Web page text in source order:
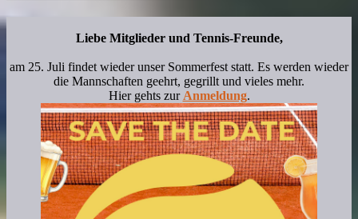
Liebe Mitglieder und Tennis-Freunde,
am 25. Juli findet wieder unser Sommerfest statt. Es werden wieder
die Mannschaften geehrt, gegrillt und vieles mehr.
Hier gehts zur Anmeldung.